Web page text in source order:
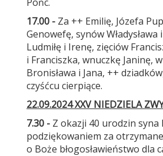
17.00 - Za ++ Emilię, Józefa
Genowefę, synów Władysława
Ludmiłę i Irenę, zięciów
i Franciszka, wnuczkę Janinę,
Bronisława i Jana, ++
czyśćcu cierpiące.
22.09.2024 XXV NIEDZIELA
7.30 - Z okazji 40 urodzin syna
podziękowaniem za
o Boże błogosławieństwo dla